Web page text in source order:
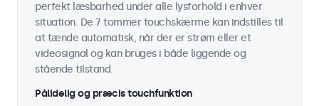
perfekt læsbarhed under alle lysforhold i enhver
situation. De 7 tommer touchskærme kan indstilles til
at tænde automatisk, når der er strøm eller et
videosignal og kan bruges i både liggende og
stående tilstand.
Pålidelig og præcis touchfunktion